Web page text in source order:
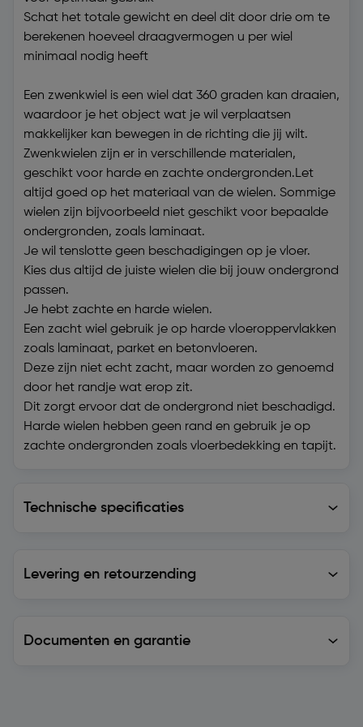
Schat het totale gewicht en deel dit door drie om te
berekenen hoeveel draagvermogen u per wiel
minimaal nodig heeft
Een zwenkwiel is een wiel dat 360 graden kan draaien,
waardoor je het object wat je wil verplaatsen
makkelijker kan bewegen in de richting die jij wilt.
Zwenkwielen zijn er in verschillende materialen,
geschikt voor harde en zachte ondergronden.Let
altijd goed op het materiaal van de wielen. Sommige
wielen zijn bijvoorbeeld niet geschikt voor bepaalde
ondergronden, zoals laminaat.
Je wil tenslotte geen beschadigingen op je vloer.
Kies dus altijd de juiste wielen die bij jouw ondergrond
passen.
Je hebt zachte en harde wielen.
Een zacht wiel gebruik je op harde vloeroppervlakken
zoals laminaat, parket en betonvloeren.
Deze zijn niet echt zacht, maar worden zo genoemd
door het randje wat erop zit.
Dit zorgt ervoor dat de ondergrond niet beschadigd.
Harde wielen hebben geen rand en gebruik je op
zachte ondergronden zoals vloerbedekking en tapijt.
Technische specificaties
Levering en retourzending
Documenten en garantie